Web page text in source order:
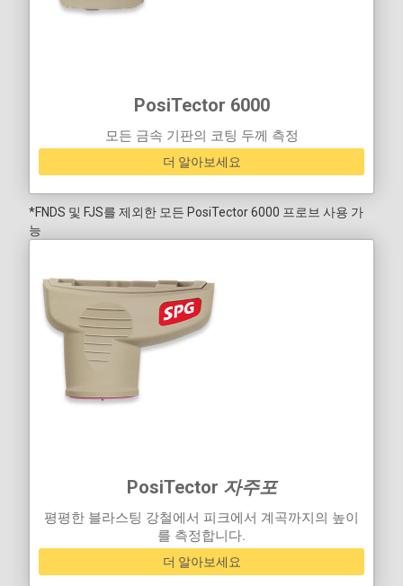
PosiTector 6000
모든 금속 기판의 코팅 두께 측정
더 알아보세요
*FNDS 및 FJS를 제외한 모든 PosiTector 6000 프로브 사용 가
능
PosiTector 자주포
평평한 블라스팅 강철에서 피크에서 계곡까지의 높이
를 측정합니다.
더 알아보세요